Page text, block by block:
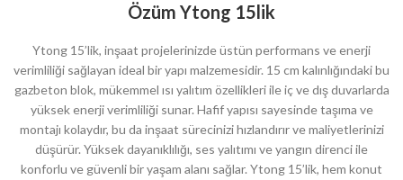
Özüm Ytong 15lik
Ytong 15’lik, inşaat projelerinizde üstün performans ve enerji
verimliliği sağlayan ideal bir yapı malzemesidir. 15 cm kalınlığındaki bu
gazbeton blok, mükemmel ısı yalıtım özellikleri ile iç ve dış duvarlarda
yüksek enerji verimliliği sunar. Hafif yapısı sayesinde taşıma ve
montajı kolaydır, bu da inşaat sürecinizi hızlandırır ve maliyetlerinizi
düşürür. Yüksek dayanıklılığı, ses yalıtımı ve yangın direnci ile
konforlu ve güvenli bir yaşam alanı sağlar. Ytong 15’lik, hem konut